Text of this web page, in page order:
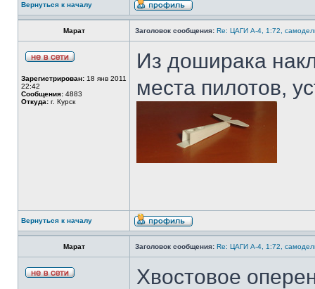
Вернуться к началу
Марат Заголовок сообщения: Re: ЦАГИ А-4, 1:72,
Зарегистрирован: 18 янв 2011
22:42
Сообщения: 4883
Откуда: г. Курск
Из доширака
места пилотов,
Вернуться к началу
Марат Заголовок сообщения: Re: ЦАГИ А-4, 1:72,
Хвостовое